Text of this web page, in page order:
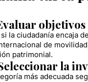
objetivos
la ciudadanía encaja
de
patrimonial.
la
más adecuada